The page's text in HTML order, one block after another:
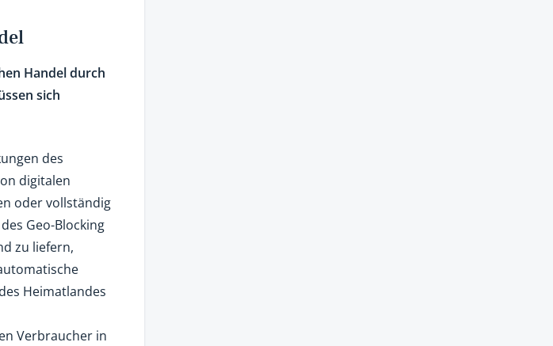
Handel durch
sich
des
digitalen
oder vollständig
Geo-Blocking
zu liefern,
Heimatlandes
Verbraucher in